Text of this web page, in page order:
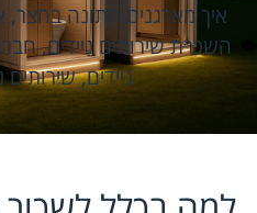
איך מארגנים חתונה בחצר,
השכרת שירותים ניידים,
ניידים,שירותים